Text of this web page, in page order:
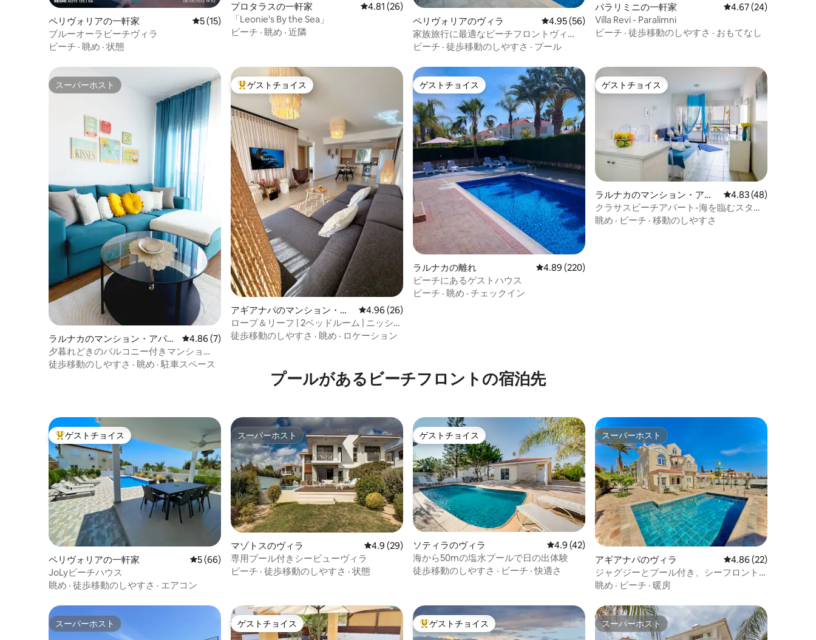
ペリヴォリアの一軒家 レビュー15件、5つ星中5つ星の平均評価
5 (15)
ブルーオーラビーチヴィラ
ビーチ · 眺め · 状態
プロタラスの一軒家 レビュー26件、5つ星中4.81つ星の平均評価
4.81 (26)
「Leonie's By the Sea」
ビーチ · 眺め · 近隣
ペリヴォリアのヴィラ レビュー56件、5つ星中4.95つ星の平均評価
4.95 (56)
家族旅行に最適なビーチフロントヴィ
ラ、ペリヴォリア
ビーチ · 徒歩移動のしやすさ · プール
パラリミニの一軒家 レビュー24件、5つ星
4.67 (24)
Villa Revi - Paralimni
ビーチ · 徒歩移動のしやすさ · おもてなし
スーパーホスト
スーパーホスト
ラルナカのマンション・アパー
ト
レビュー7件、5つ星中4.86つ星の平均評価
4.86 (7)
夕暮れどきのバルコニー付きマンショ
ン・アパート
徒歩移動のしやすさ · 眺め ·駐車スペース
大好評のゲストチョイスです。
ゲストチョイス
アギアナパのマンション・ア
パート
レビュー26件、5つ星中4.96つ星の平均評価
4.96 (26)
ロープ＆リーフ | 2ベッドルーム | ニッシビ
ーチまで数歩、プール付き
徒歩移動のしやすさ · 眺め · ロケーション
ゲストチョイス
ゲストチョイス
ラルナカの離れ レビュー220件、5つ星中4.89つ星の平均評価
4.89 (220)
ビーチにあるゲストハウス
ビーチ · 眺め · チェックイン
ゲストチョイス
ゲストチョイス
ラルナカのマンション・アパ
ート
レビュー48件、5つ
4.83 (48)
クラサスビーチアパート-海を臨むスタジ
オ
眺め · ビーチ · 移動のしやすさ
プールがあるビーチフロントの宿泊先
大好評のゲストチョイスです。
ゲストチョイス
ペリヴォリアの一軒家 レビュー66件、5つ星中5つ星の平均評価
5 (66)
JoLyビーチハウス
眺め · 徒歩移動のしやすさ · エアコン
スーパーホスト
スーパーホスト
マゾトスのヴィラ レビュー29件、5つ星中4.9つ星の平均評価
4.9 (29)
専用プール付きシービューヴィラ
ビーチ · 徒歩移動のしやすさ · 状態
ゲストチョイス
ゲストチョイス
ソティラのヴィラ レビュー42件、5つ星中4.9つ星の平均評価
4.9 (42)
海から50mの塩水プールで日の出体験
徒歩移動のしやすさ · ビーチ ·快適さ
スーパーホスト
スーパーホスト
アギアナパのヴィラ レビュー22件、5つ星
4.86 (22)
ジャグジーとプール付き、シーフロント
の寝室6室ヴィラ
眺め · ビーチ · 暖房
スーパーホスト
スーパーホスト ゲストチョイス
ゲストチョイス 大好評のゲストチョイスです。
ゲストチョイス スーパーホスト
スーパーホスト